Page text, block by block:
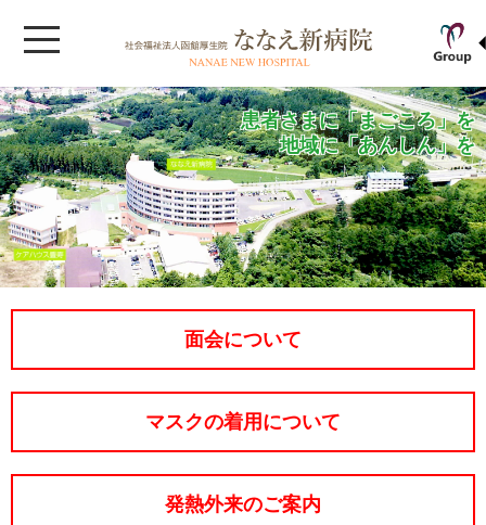
患者さまに「まごころ」を
地域に「あんしん」を
面会について
マスクの着用について
発熱外来のご案内